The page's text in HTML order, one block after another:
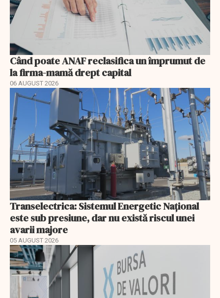
Când poate ANAF reclasifica un împrumut de
la firma-mamă drept capital
06 AUGUST 2026
Transelectrica: Sistemul Energetic Național
este sub presiune, dar nu există riscul unei
avarii majore
05 AUGUST 2026